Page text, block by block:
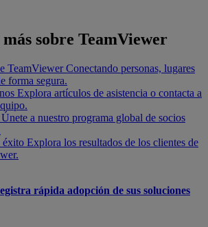
sobre TeamViewer
TeamViewer Conectando personas, lugares
forma segura.
Explora artículos de asistencia o contacta a
Únete a nuestro programa global de socios
éxito Explora los resultados de los clientes de
rápida adopción de sus soluciones